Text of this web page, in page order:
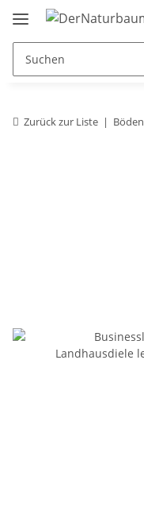
Zurück zur Liste Böden